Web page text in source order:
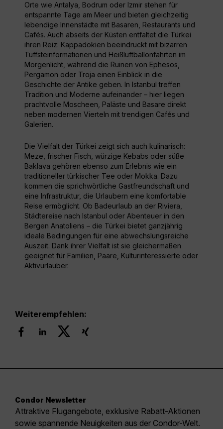
Orte wie Antalya, Bodrum oder Izmir stehen für
entspannte Tage am Meer und bieten gleichzeitig
lebendige Innenstädte mit Basaren, Restaurants und
Cafés. Auch abseits der Küsten entfaltet die Türkei
ihren Reiz: Kappadokien beeindruckt mit bizarren
Tuffsteinformationen und Heißluftballonfahrten im
Morgenlicht, während die Ruinen von Ephesos,
Pergamon oder Troja einen Einblick in die
Geschichte der Antike geben. In Istanbul treffen
Tradition und Moderne aufeinander – hier liegen
prachtvolle Moscheen, Paläste und Basare direkt
neben modernen Vierteln mit trendigen Cafés und
Galerien.
Die Vielfalt der Türkei zeigt sich auch kulinarisch:
Meze, frischer Fisch, würzige Kebabs oder süße
Baklava gehören ebenso zum Erlebnis wie ein
traditioneller türkischer Tee oder Mokka. Dazu
kommen die sprichwörtliche Gastfreundschaft und
eine Infrastruktur, die Urlaubern eine komfortable
Reise ermöglicht. Ob Badeurlaub an der Riviera,
Städtereise nach Istanbul oder Abenteuer in den
Bergen Anatoliens – die Türkei bietet ganzjährig
ideale Bedingungen für eine abwechslungsreiche
Auszeit. Dank ihrer Vielfalt ist sie gleichermaßen
geeignet für Familien, Paare, Kulturinteressierte oder
Aktivurlauber.
Weiterempfehlen:
Condor Newsletter
Attraktive Flugangebote, exklusive Rabatt-Aktionen
sowie spannende Neuigkeiten aus der Condor-Welt.